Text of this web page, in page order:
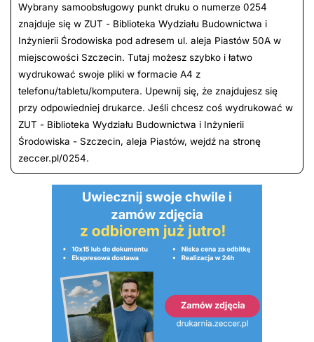
Wybrany samoobsługowy punkt druku o numerze 0254
znajduje się w ZUT - Biblioteka Wydziału Budownictwa i
Inżynierii Środowiska pod adresem ul. aleja Piastów 50A w
miejscowości Szczecin. Tutaj możesz szybko i łatwo
wydrukować swoje pliki w formacie A4 z
telefonu/tabletu/komputera. Upewnij się, że znajdujesz się
przy odpowiedniej drukarce. Jeśli chcesz coś wydrukować w
ZUT - Biblioteka Wydziału Budownictwa i Inżynierii
Środowiska - Szczecin, aleja Piastów, wejdź na stronę
zeccer.pl/0254.